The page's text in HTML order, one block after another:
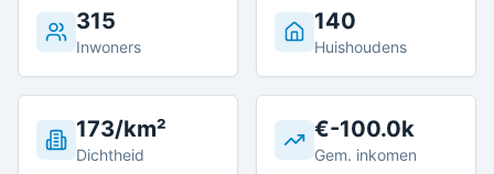
315
Inwoners
140
Huishoudens
173/km²
Dichtheid
€-100.0k
Gem. inkomen